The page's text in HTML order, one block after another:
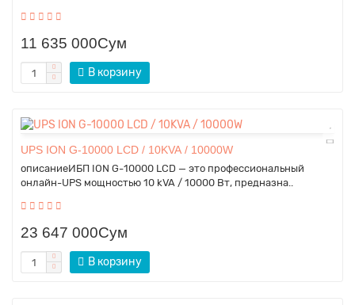
11 635 000Сум
В корзину
UPS ION G-10000 LCD / 10KVA / 10000W
описаниеИБП ION G-10000 LCD — это профессиональный
онлайн-UPS мощностью 10 kVA / 10000 Вт, предназна..
23 647 000Сум
В корзину